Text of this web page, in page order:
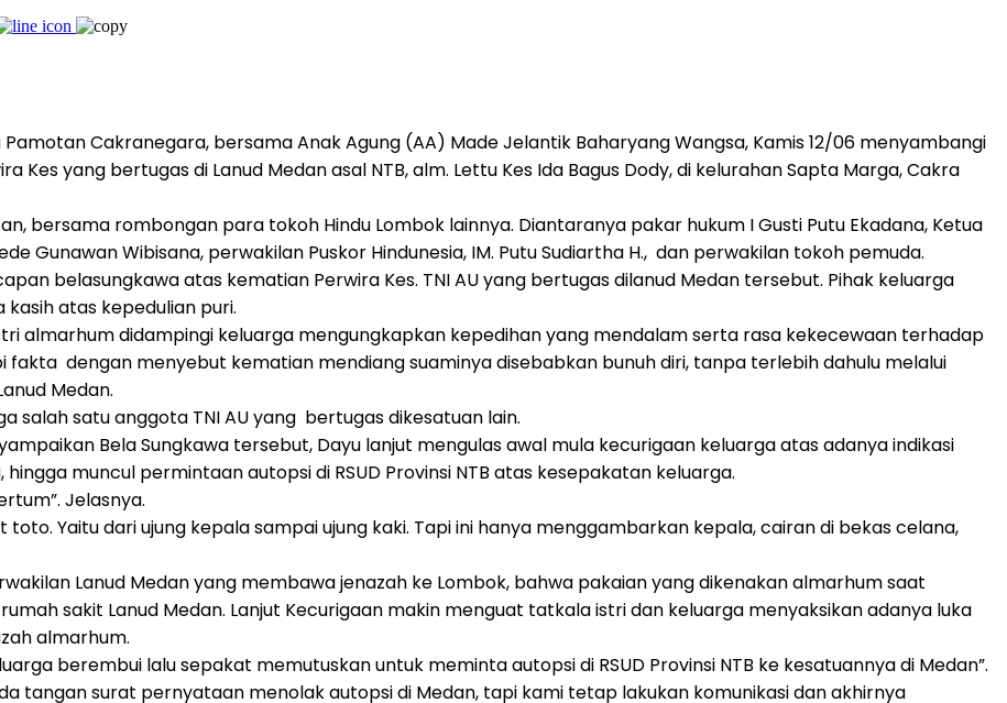
Cakranegara, bersama Anak Agung (AA) Made Jelantik Baharyang Wangsa, Kamis 12/06 menyambangi
yang bertugas di Lanud Medan asal NTB, alm. Lettu Kes Ida Bagus Dody, di kelurahan Sapta Marga, Cakra
bersama rombongan para tokoh Hindu Lombok lainnya. Diantaranya pakar hukum I Gusti Putu Ekadana, Ketua
Gunawan Wibisana, perwakilan Puskor Hindunesia, IM. Putu Sudiartha H., dan perwakilan tokoh pemuda.
belasungkawa atas kematian Perwira Kes. TNI AU yang bertugas dilanud Medan tersebut. Pihak keluarga
atas kepedulian puri.
almarhum didampingi keluarga mengungkapkan kepedihan yang mendalam serta rasa kekecewaan terhadap
fakta dengan menyebut kematian mendiang suaminya disebabkan bunuh diri, tanpa terlebih dahulu melalui
Medan.
salah satu anggota TNI AU yang bertugas dikesatuan lain.
Bela Sungkawa tersebut, Dayu lanjut mengulas awal mula kecurigaan keluarga atas adanya indikasi
muncul permintaan autopsi di RSUD Provinsi NTB atas kesepakatan keluarga.
Jelasnya.
Yaitu dari ujung kepala sampai ujung kaki. Tapi ini hanya menggambarkan kepala, cairan di bekas celana,
Lanud Medan yang membawa jenazah ke Lombok, bahwa pakaian yang dikenakan almarhum saat
sakit Lanud Medan. Lanjut Kecurigaan makin menguat tatkala istri dan keluarga menyaksikan adanya luka
almarhum.
berembui lalu sepakat memutuskan untuk meminta autopsi di RSUD Provinsi NTB ke kesatuannya di Medan”.
tangan surat pernyataan menolak autopsi di Medan, tapi kami tetap lakukan komunikasi dan akhirnya